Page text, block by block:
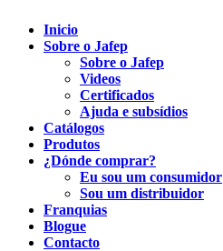
Inicio
Sobre o Jafep
Sobre o Jafep
Videos
Certificados
Ajuda e subsídios
Catálogos
Produtos
¿Dónde comprar?
Eu sou um consumidor
Sou um distribuidor
Franquias
Blogue
Contacto